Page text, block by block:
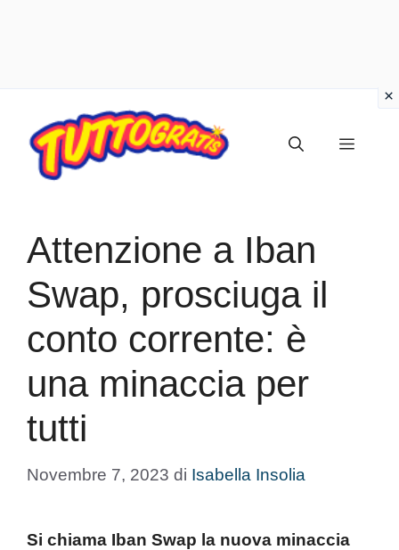
contenuto
Menu
Attenzione a Iban
Swap, prosciuga il
conto corrente: è
una minaccia per
tutti
Novembre 7, 2023 di Isabella Insolia
Si chiama Iban Swap la nuova minaccia